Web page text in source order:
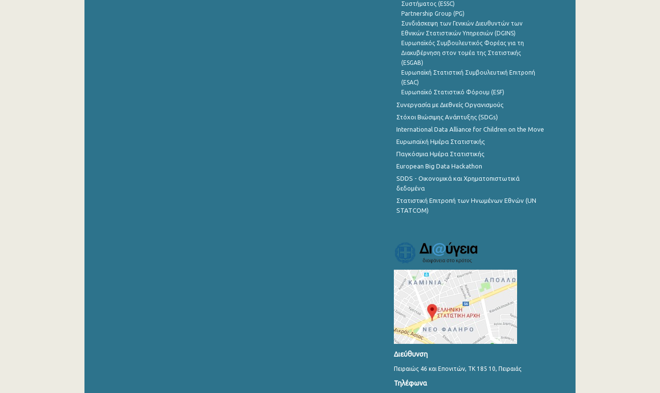
Συστήματος (ESSC)
Partnership Group (PG)
Συνδιάσκεψη των Γενικών Διευθυντών των
Εθνικών Στατιστικών Υπηρεσιών (DGINS)
Ευρωπαϊκός Συμβουλευτικός Φορέας για τη
Διακυβέρνηση στον τομέα της Στατιστικής
(ESGAB)
Ευρωπαϊκή Στατιστική Συμβουλευτική Επιτροπή
(ESAC)
Ευρωπαϊκό Στατιστικό Φόρουμ (ESF)
Συνεργασία με Διεθνείς Οργανισμούς
Στόχοι Βιώσιμης Ανάπτυξης (SDGs)
International Data Alliance for Children on the Move
Ευρωπαϊκή Ημέρα Στατιστικής
Παγκόσμια Ημέρα Στατιστικής
European Big Data Hackathon
SDDS - Οικονομικά και Χρηματοπιστωτικά
δεδομένα
Στατιστική Επιτροπή των Ηνωμένων Εθνών (UN
STATCOM)
Διεύθυνση
Πειραιώς 46 και Επονιτών, ΤΚ 185 10, Πειραιάς
Τηλέφωνα